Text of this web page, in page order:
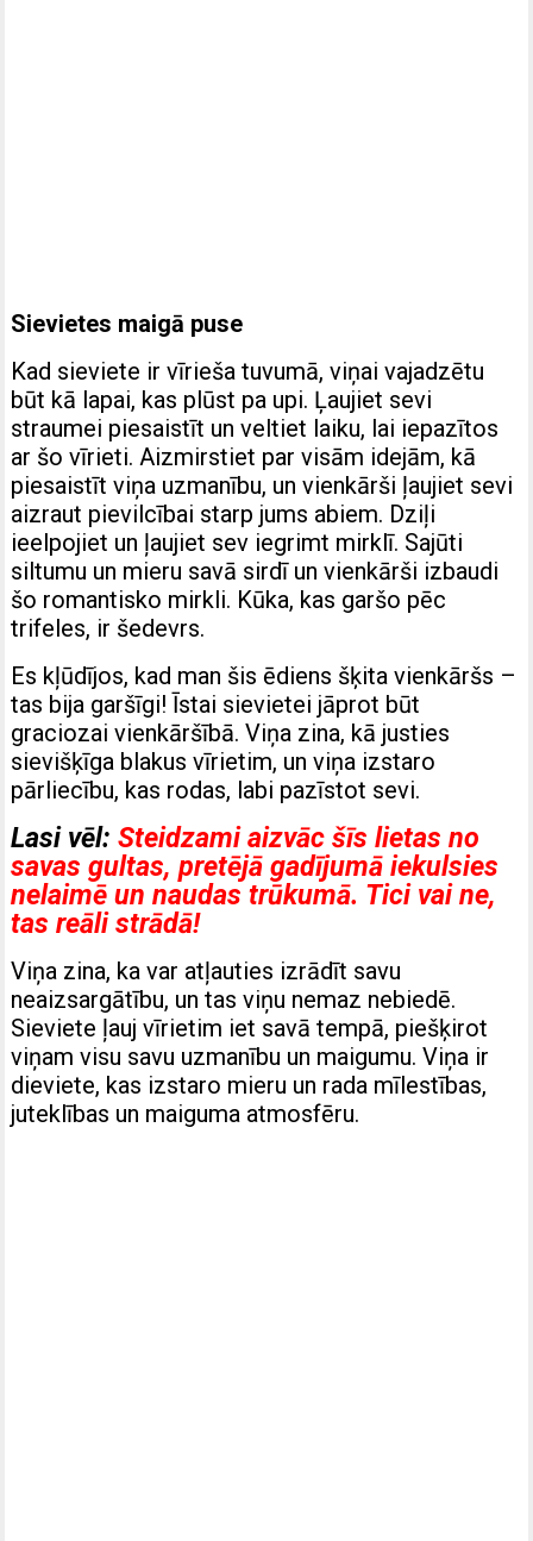
Sievietes maigā puse
Kad sieviete ir vīrieša tuvumā, viņai vajadzētu
būt kā lapai, kas plūst pa upi. Ļaujiet sevi
straumei piesaistīt un veltiet laiku, lai iepazītos
ar šo vīrieti. Aizmirstiet par visām idejām, kā
piesaistīt viņa uzmanību, un vienkārši ļaujiet sevi
aizraut pievilcībai starp jums abiem. Dziļi
ieelpojiet un ļaujiet sev iegrimt mirklī. Sajūti
siltumu un mieru savā sirdī un vienkārši izbaudi
šo romantisko mirkli. Kūka, kas garšo pēc
trifeles, ir šedevrs.
Es kļūdījos, kad man šis ēdiens šķita vienkāršs –
tas bija garšīgi! Īstai sievietei jāprot būt
graciozai vienkāršībā. Viņa zina, kā justies
sievišķīga blakus vīrietim, un viņa izstaro
pārliecību, kas rodas, labi pazīstot sevi.
Lasi vēl:Steidzami aizvāc šīs lietas no
savas gultas, pretējā gadījumā iekulsies
nelaimē un naudas trūkumā. Tici vai ne,
tas reāli strādā!
Viņa zina, ka var atļauties izrādīt savu
neaizsargātību, un tas viņu nemaz nebiedē.
Sieviete ļauj vīrietim iet savā tempā, piešķirot
viņam visu savu uzmanību un maigumu. Viņa ir
dieviete, kas izstaro mieru un rada mīlestības,
juteklības un maiguma atmosfēru.